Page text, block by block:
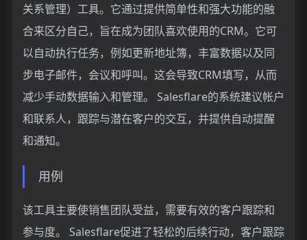
关系管理）工具。它通过提供简单性和强大功能的融
合来区分自己，旨在成为团队喜欢使用的CRM。它可
以自动执行任务，例如更新地址簿，丰富数据以及同
步电子邮件，会议和呼叫。这会导致CRM填写，从而
减少手动数据输入和管理。 Salesflare的系统建议帐户
和联系人，跟踪与潜在客户的交互，并提供自动提醒
和通知。
用例
该工具主要使销售团队受益，需要有效的客户跟踪和
参与度。 Salesflare促进了轻松的后续行动，客户跟踪